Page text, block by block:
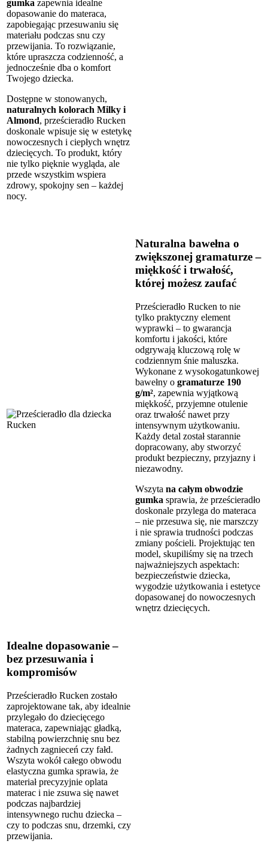
gumka zapewnia idealne
dopasowanie do materaca,
zapobiegając przesuwaniu się
materiału podczas snu czy
przewijania. To rozwiązanie,
które upraszcza codzienność, a
jednocześnie dba o komfort
Twojego dziecka.
Dostępne w stonowanych,
naturalnych kolorach Milky i
Almond, prześcieradło Rucken
doskonale wpisuje się w estetykę
nowoczesnych i ciepłych wnętrz
dziecięcych. To produkt, który
nie tylko pięknie wygląda, ale
przede wszystkim wspiera
zdrowy, spokojny sen – każdej
nocy.
Naturalna bawełna o
zwiększonej gramaturze –
miękkość i trwałość,
której możesz zaufać
Prześcieradło Rucken to nie
tylko praktyczny element
wyprawki – to gwarancja
komfortu i jakości, które
odgrywają kluczową rolę w
codziennym śnie maluszka.
Wykonane z wysokogatunkowej
bawełny o gramaturze 190
g/m², zapewnia wyjątkową
miękkość, przyjemne otulenie
oraz trwałość nawet przy
intensywnym użytkowaniu.
Każdy detal został starannie
dopracowany, aby stworzyć
produkt bezpieczny, przyjazny i
niezawodny.
Wszyta na całym obwodzie
gumka sprawia, że prześcieradło
doskonale przylega do materaca
– nie przesuwa się, nie marszczy
i nie sprawia trudności podczas
zmiany pościeli. Projektując ten
model, skupiliśmy się na trzech
najważniejszych aspektach:
bezpieczeństwie dziecka,
wygodzie użytkowania i estetyce
dopasowanej do nowoczesnych
wnętrz dziecięcych.
Idealne dopasowanie –
bez przesuwania i
kompromisów
Prześcieradło Rucken zostało
zaprojektowane tak, aby idealnie
przylegało do dziecięcego
materaca, zapewniając gładką,
stabilną powierzchnię snu bez
żadnych zagnieceń czy fałd.
Wszyta wokół całego obwodu
elastyczna gumka sprawia, że
materiał precyzyjnie oplata
materac i nie zsuwa się nawet
podczas najbardziej
intensywnego ruchu dziecka –
czy to podczas snu, drzemki, czy
przewijania.